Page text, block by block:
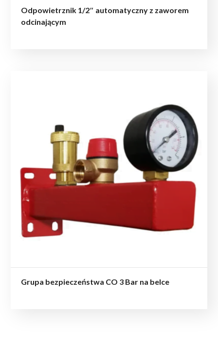
Odpowietrznik 1/2″ automatyczny z zaworem
odcinającym
Grupa bezpieczeństwa CO 3 Bar na belce